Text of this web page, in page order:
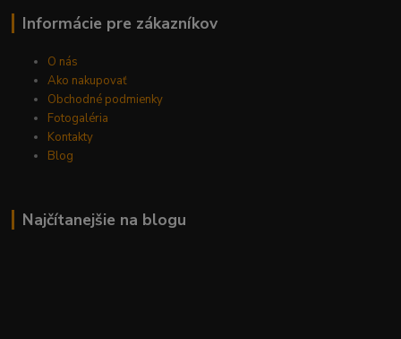
Informácie pre zákazníkov
O nás
Ako nakupovať
Obchodné podmienky
Fotogaléria
Kontakty
Blog
Najčítanejšie na blogu